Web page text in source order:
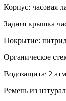
Корпус: часовая
Задняя крышка
Покрытие:
Органическое
Водозащита: 2
Ремень из